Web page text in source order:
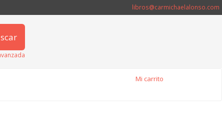
libros@carmichaelalonso.com
Mi carrito